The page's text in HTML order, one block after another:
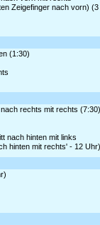
Zeigefinger nach vorn) (3
(1:30)
rechts mit rechts (7:30)
nach hinten mit links
hinten mit rechts' - 12 Uhr)